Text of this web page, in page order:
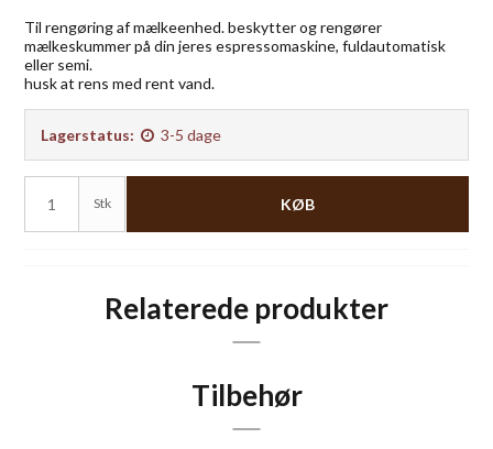
Til rengøring af mælkeenhed. beskytter og rengører
mælkeskummer på din jeres espressomaskine, fuldautomatisk
eller semi.
husk at rens med rent vand.
Lagerstatus: 3-5 dage
Stk KØB
Relaterede produkter
Tilbehør